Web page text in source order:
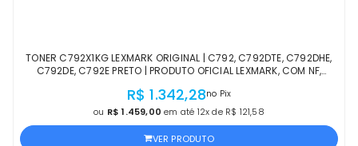
TONER C792X1KG LEXMARK ORIGINAL | C792, C792DTE, C792DHE,
C792DE, C792E PRETO | PRODUTO OFICIAL LEXMARK, COM NF,
R$ 1.342,28no Pix
ou R$ 1.459,00 em até 12x de R$ 121,58
VER PRODUTO